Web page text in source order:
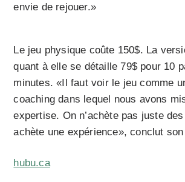
envie de rejouer.»
Le jeu physique coûte 150$. La
quant à elle se détaille 79$ pour 10
minutes. «Il faut voir le jeu comme
coaching dans lequel nous avons
expertise. On n’achète pas juste
achète une expérience», conclut
hubu.ca